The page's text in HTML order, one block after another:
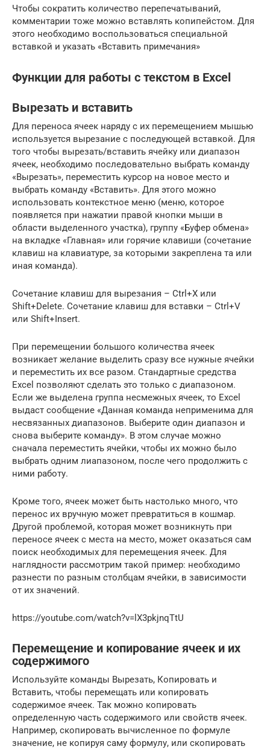
Чтобы сократить количество перепечатываний,
комментарии тоже можно вставлять копипейстом. Для
этого необходимо воспользоваться специальной
вставкой и указать «Вставить примечания»
Функции для работы с текстом в Excel
Вырезать и вставить
Для переноса ячеек наряду с их перемещением мышью
используется вырезание с последующей вставкой. Для
того чтобы вырезать/вставить ячейку или диапазон
ячеек, необходимо последовательно выбрать команду
«Вырезать», переместить курсор на новое место и
выбрать команду «Вставить». Для этого можно
использовать контекстное меню (меню, которое
появляется при нажатии правой кнопки мыши в
области выделенного участка), группу «Буфер обмена»
на вкладке «Главная» или горячие клавиши (сочетание
клавиш на клавиатуре, за которыми закреплена та или
иная команда).
Сочетание клавиш для вырезания – Ctrl+X или
Shift+Delete. Сочетание клавиш для вставки – Ctrl+V
или Shift+Insert.
При перемещении большого количества ячеек
возникает желание выделить сразу все нужные ячейки
и переместить их все разом. Стандартные средства
Excel позволяют сделать это только с диапазоном.
Если же выделена группа несмежных ячеек, то Excel
выдаст сообщение «Данная команда неприменима для
несвязанных диапазонов. Выберите один диапазон и
снова выберите команду». В этом случае можно
сначала переместить ячейки, чтобы их можно было
выбрать одним лиапазоном, после чего продолжить с
ними работу.
Кроме того, ячеек может быть настолько много, что
перенос их вручную может превратиться в кошмар.
Другой проблемой, которая может возникнуть при
переносе ячеек с места на место, может оказаться сам
поиск необходимых для перемещения ячеек. Для
наглядности рассмотрим такой пример: необходимо
разнести по разным столбцам ячейки, в зависимости
от их значений.
https://youtube.com/watch?v=lX3pkjnqTtU
Перемещение и копирование ячеек и их
содержимого
Используйте команды Вырезать, Копировать и
Вставить, чтобы перемещать или копировать
содержимое ячеек. Так можно копировать
определенную часть содержимого или свойств ячеек.
Например, скопировать вычисленное по формуле
значение, не копируя саму формулу, или скопировать